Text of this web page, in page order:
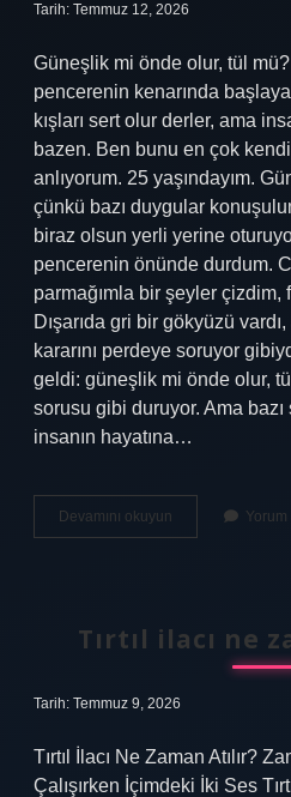
Tarih: Temmuz 12, 2026
Güneşlik mi önde olur, tül
pencerenin kenarında
kışları sert olur derler, ama
bazen. Ben bunu en çok
anlıyorum. 25 yaşındayım.
çünkü bazı duygular
biraz olsun yerli yerine
pencerenin önünde durdum.
parmağımla bir şeyler çizdim,
Dışarıda gri bir gökyüzü
kararını perdeye soruyor
geldi: güneşlik mi önde olur,
sorusu gibi duruyor. Ama
insanın hayatına…
Devamını okuyun Güneşlik
mi
?
Yorum
Tırtıl ilacı ne
Tarih: Temmuz 9, 2026
Tırtıl İlacı Ne Zaman Atılır?
Çalışırken İçimdeki İki Ses